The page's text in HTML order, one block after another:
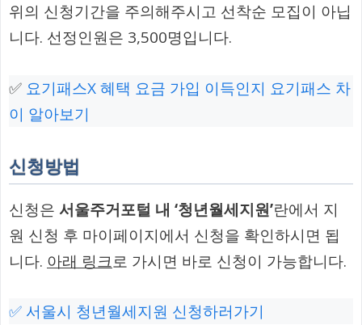
위의 신청기간을 주의해주시고 선착순 모집이 아닙
니다. 선정인원은 3,500명입니다.
✅ 요기패스X 혜택 요금 가입 이득인지 요기패스 차
이 알아보기
신청방법
신청은 서울주거포털 내 ‘청년월세지원’란에서 지
원 신청 후 마이페이지에서 신청을 확인하시면 됩
니다. 아래 링크로 가시면 바로 신청이 가능합니다.
✅ 서울시 청년월세지원 신청하러가기